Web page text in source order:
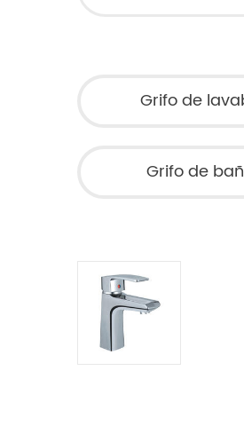
Grifo de
Grifo de